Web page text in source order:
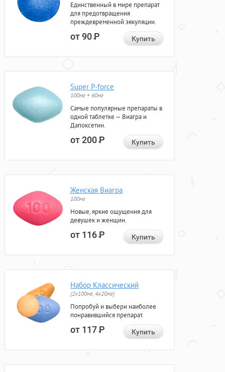
Единственный в мире препарат
для предотвращения
преждевременной эякуляции.
от 90Р Купить
Super P-force
100мг + 60мг
Самые популярные препараты в
одной таблетке — Виагра и
Дапоксетин.
от 200Р Купить
Женская Виагра
100мг
Новые, яркие ощущения для
девушек и женщин.
от 116Р Купить
Набор Классический
(2x100мг, 4x20мг)
Попробуй и выбери наиболее
понравившийся препарат.
от 117Р Купить